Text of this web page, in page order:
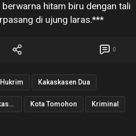
hitam biru dengan tali
di ujung laras.***
0
Hukrim Kakaskasen Dua
Kelurahan Kakaskasen Tiga Kota Tomohon Kriminal